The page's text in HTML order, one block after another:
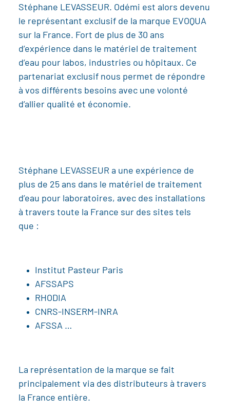
Stéphane LEVASSEUR. Odémi est alors devenu
le représentant exclusif de la marque EVOQUA
sur la France. Fort de plus de 30 ans
d’expérience dans le matériel de traitement
d’eau pour labos, industries ou hôpitaux. Ce
partenariat exclusif nous permet de répondre
à vos différents besoins avec une volonté
d’allier qualité et économie.
Stéphane LEVASSEUR a une expérience de
plus de 25 ans dans le matériel de traitement
d’eau pour laboratoires, avec des installations
à travers toute la France sur des sites tels
que :
Institut Pasteur Paris
AFSSAPS
RHODIA
CNRS-INSERM-INRA
AFSSA …
La représentation de la marque se fait
principalement via des distributeurs à travers
la France entière.